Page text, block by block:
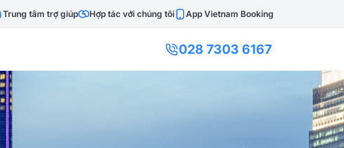
Trung tâm trợ giúp Hợp tác với chúng tôi App Vietnam Booking
028 7303 6167